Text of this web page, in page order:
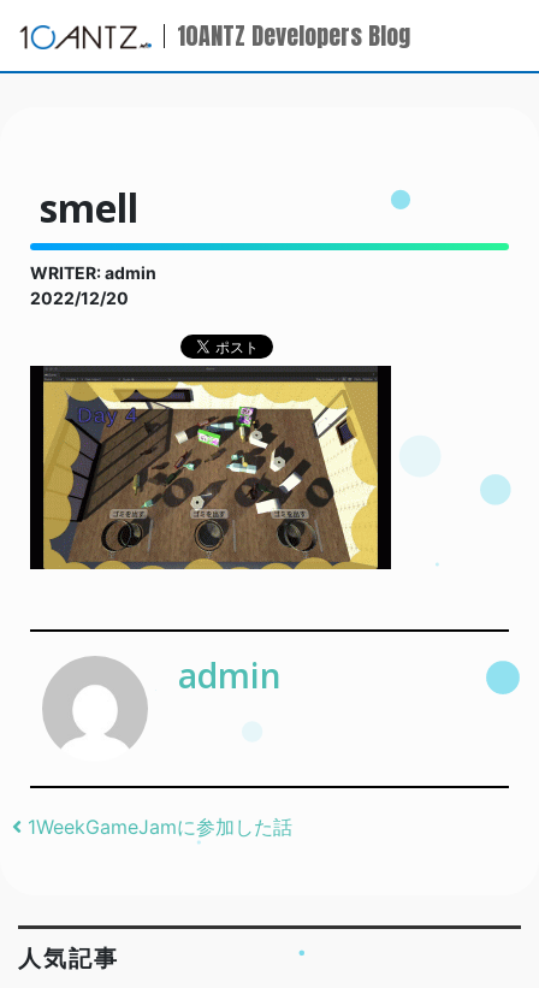
10ANTZ Developers Blog
smell
WRITER: admin
2022/12/20
admin
Post navigation
1WeekGameJamに参加した話
人気記事